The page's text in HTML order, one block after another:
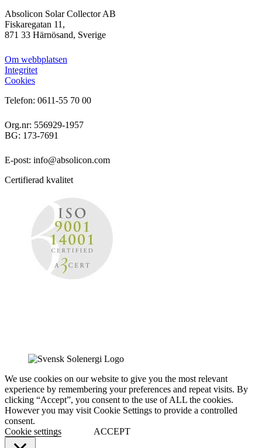
Absolicon Solar Collector AB
Fiskaregatan 11,
871 33 Härnösand, Sverige
Om webbplatsen
Integritet
Cookies
Telefon: 0611-55 70 00
Org.nr: 556929-1957
BG: 173-7691
E-post: info@absolicon.com
Certifierad kvalitet
We use cookies on our website to give you the most relevant
experience by remembering your preferences and repeat visits. By
clicking “Accept”, you consent to the use of ALL the cookies.
However you may visit Cookie Settings to provide a controlled
consent.
Cookie settings
ACCEPT